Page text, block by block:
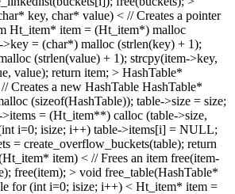
key, char* value) < // Creates a pointer
Ht_item* item = (Ht_item*) malloc
= (char*) malloc (strlen(key) + 1);
(strlen(value) + 1); strcpy(item->key,
value); return item; > HashTable*
Creates a new HashTable HashTable*
(sizeof(HashTable)); table->size = size;
= (Ht_item**) calloc (table->size,
i=0; isize; i++) table->items[i] = NULL;
= create_overflow_buckets(table); return
item) < // Frees an item free(item-
free(item); > void free_table(HashTable*
for (int i=0; isize; i++) < Ht_item* item =